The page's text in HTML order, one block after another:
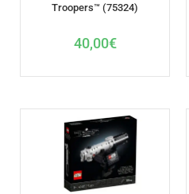
Troopers™ (75324)
40,00€